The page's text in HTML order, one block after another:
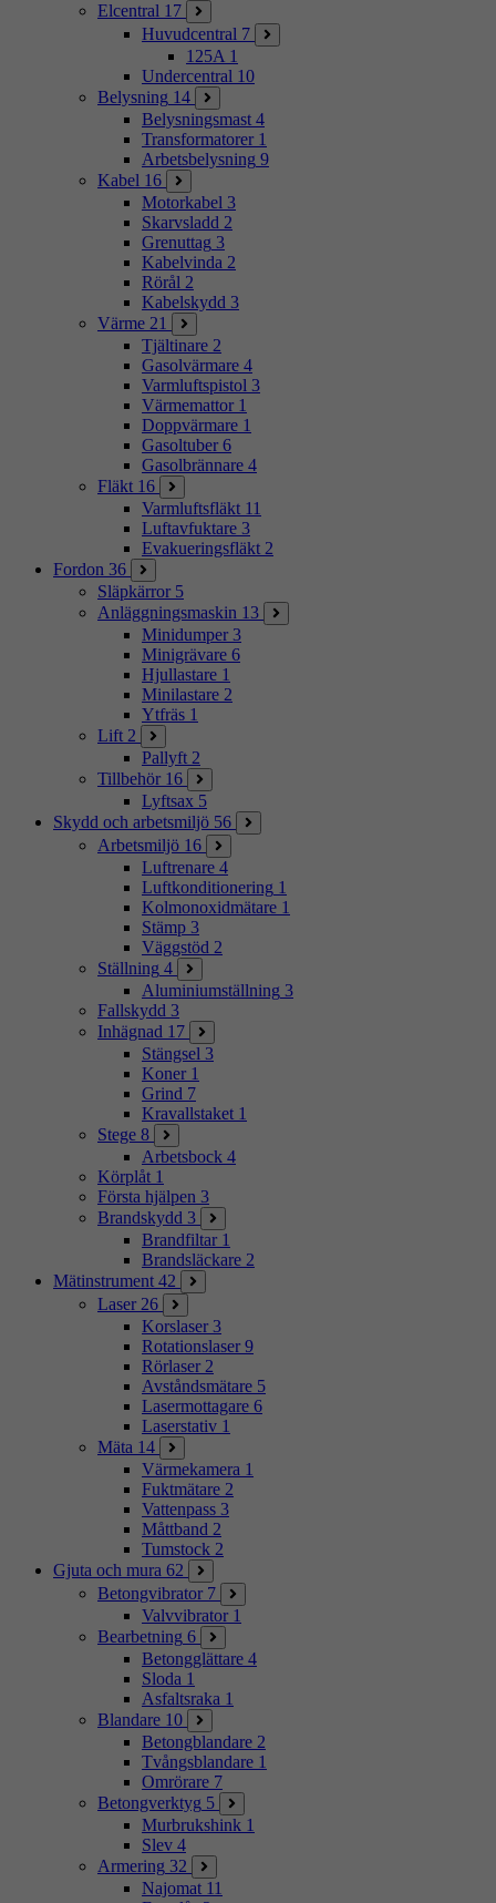
Elcentral 17
Huvudcentral 7
125A 1
Undercentral 10
Belysning 14
Belysningsmast 4
Transformatorer 1
Arbetsbelysning 9
Kabel 16
Motorkabel 3
Skarvsladd 2
Grenuttag 3
Kabelvinda 2
Rörål 2
Kabelskydd 3
Värme 21
Tjältinare 2
Gasolvärmare 4
Varmluftspistol 3
Värmemattor 1
Doppvärmare 1
Gasoltuber 6
Gasolbrännare 4
Fläkt 16
Varmluftsfläkt 11
Luftavfuktare 3
Evakueringsfläkt 2
Fordon 36
Släpkärror 5
Anläggningsmaskin 13
Minidumper 3
Minigrävare 6
Hjullastare 1
Minilastare 2
Ytfräs 1
Lift 2
Pallyft 2
Tillbehör 16
Lyftsax 5
Skydd och arbetsmiljö 56
Arbetsmiljö 16
Luftrenare 4
Luftkonditionering 1
Kolmonoxidmätare 1
Stämp 3
Väggstöd 2
Ställning 4
Aluminiumställning 3
Fallskydd 3
Inhägnad 17
Stängsel 3
Koner 1
Grind 7
Kravallstaket 1
Stege 8
Arbetsbock 4
Körplåt 1
Första hjälpen 3
Brandskydd 3
Brandfiltar 1
Brandsläckare 2
Mätinstrument 42
Laser 26
Korslaser 3
Rotationslaser 9
Rörlaser 2
Avståndsmätare 5
Lasermottagare 6
Laserstativ 1
Mäta 14
Värmekamera 1
Fuktmätare 2
Vattenpass 3
Måttband 2
Tumstock 2
Gjuta och mura 62
Betongvibrator 7
Valvvibrator 1
Bearbetning 6
Betongglättare 4
Sloda 1
Asfaltsraka 1
Blandare 10
Betongblandare 2
Tvångsblandare 1
Omrörare 7
Betongverktyg 5
Murbrukshink 1
Slev 4
Armering 32
Najomat 11